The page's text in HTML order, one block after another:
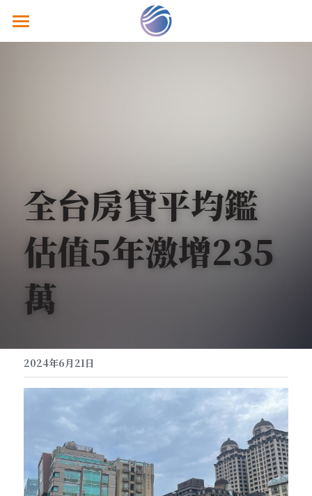
關於鴻智
聯絡我們
全台房貸平均鑑
估值5年激增235
萬
2024年6月21日